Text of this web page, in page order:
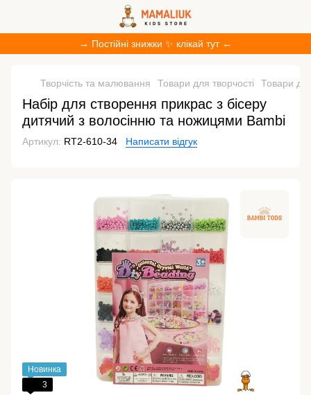
→ Постійні знижки ✨ клікай тут ←
Творчість та малювання Товари для творчості Товари
Набір для створення прикрас з бісеру
дитячий з волосінню та ножицями Bambi
Артикул: RT2-610-34 Написати відгук
Новинка
3